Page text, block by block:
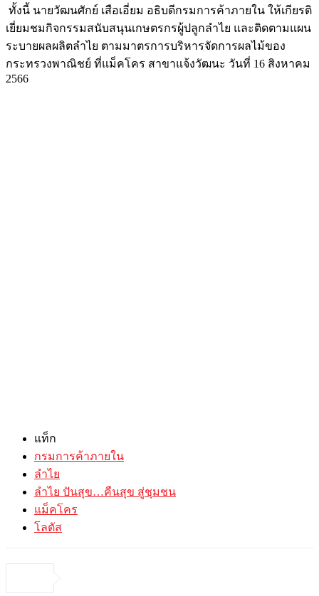
ทั้งนี้ นายวัฒนศักย์ เสือเอี่ยม อธิบดีกรมการค้าภายใน ให้เกียรติ
เยี่ยมชมกิจกรรมสนับสนุนเกษตรกรผู้ปลูกลำไย และติดตามแผน
ระบายผลผลิตลำไย ตามมาตรการบริหารจัดการผลไม้ของ
กระทรวงพาณิชย์ ที่แม็คโคร สาขาแจ้งวัฒนะ วันที่ 16 สิงหาคม
2566
แท็ก
กรมการค้าภายใน
ลำไย
ลำไย ปันสุข…คืนสุข สู่ชุมชน
แม็คโคร
โลตัส